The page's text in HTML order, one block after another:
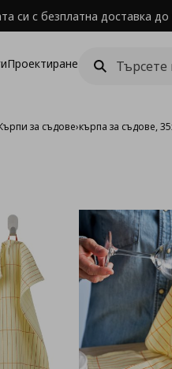
си с безплатна доставка
Проектиране
за съдове›кърпа за съдове,